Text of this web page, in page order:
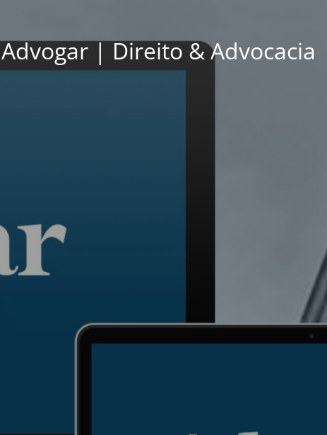
Advogar | Direito & Advocacia